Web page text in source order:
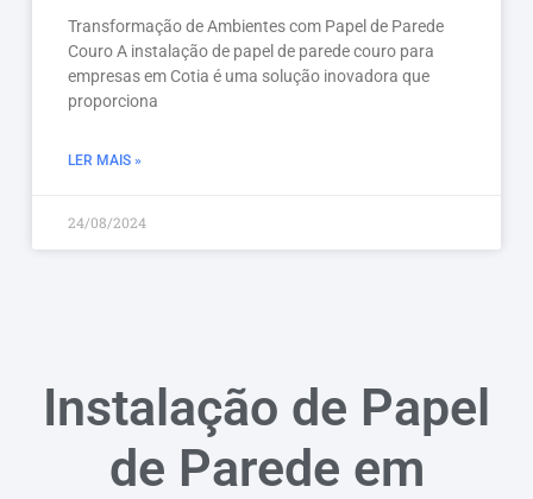
Transformação de Ambientes com Papel de Parede
Couro A instalação de papel de parede couro para
empresas em Cotia é uma solução inovadora que
proporciona
LER MAIS »
24/08/2024
Instalação de Papel
de Parede em